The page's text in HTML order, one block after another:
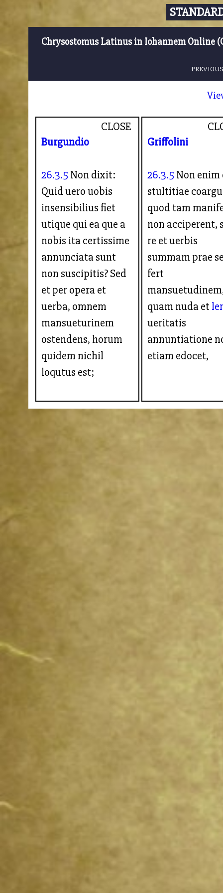
Chrysostomus Latinus in Iohannem Online
CLOSE
Burgundio
26.3.5 Non dixit:
Quid uero uobis
insensibilius fiet
utique qui ea que a
nobis ita certissime
annunciata sunt
non suscipitis? Sed
et per opera et
uerba, omnem
mansueturinem
ostendens, horum
quidem nichil
loqutus est;
Griffolini
26.3.5 Non enim
stultitiae
quod tam
non acciperent,
re et uerbis
summam prae
fert
quam nuda et
ueritatis
annuntiatione
etiam edocet,